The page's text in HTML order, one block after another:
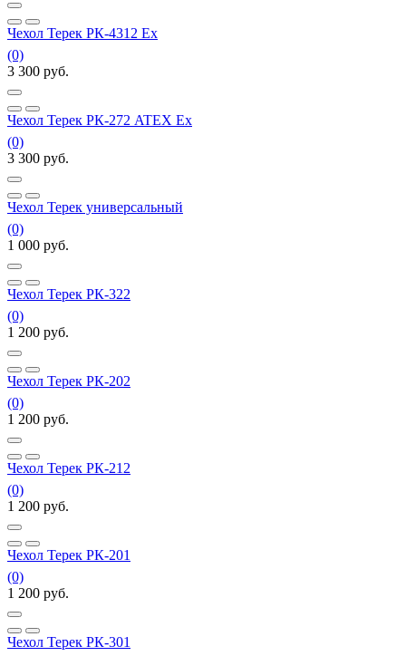
Чехол Терек РК-4312 Ex
(0)
3 300 руб.
Чехол Терек РК-272 ATEX Ex
(0)
3 300 руб.
Чехол Терек универсальный
(0)
1 000 руб.
Чехол Терек РК-322
(0)
1 200 руб.
Чехол Терек РК-202
(0)
1 200 руб.
Чехол Терек РК-212
(0)
1 200 руб.
Чехол Терек РК-201
(0)
1 200 руб.
Чехол Терек РК-301